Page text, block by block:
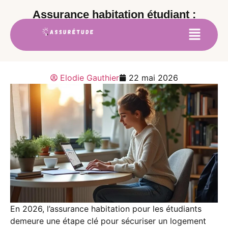
Assurance habitation étudiant :
comment choisir une formule tout
Elodie Gauthier 22 mai 2026
En 2026, l’assurance habitation pour les étudiants
demeure une étape clé pour sécuriser un logement